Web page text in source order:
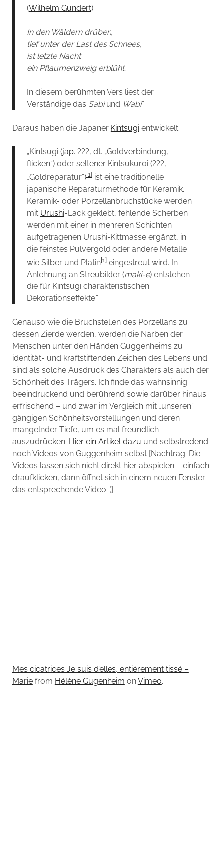
(Wilhelm Gundert).
In den Wäldern drüben,
tief unter der Last des Schnees,
ist letzte Nacht
ein Pflaumenzweig erblüht.
In diesem berühmten Vers liest der
Verständige das Sabiund Wabi.“
Daraus haben die Japaner Kintsugientwickelt:
„Kintsugi (jap. ???, dt. „Goldverbindung, -
flicken“) oder seltener Kintsukuroi (???,
„Goldreparatur“)[1]ist eine traditionelle
japanische Reparaturmethode für Keramik.
Keramik- oder Porzellanbruchstücke werden
mit Urushi-Lack geklebt, fehlende Scherben
werden mit einer in mehreren Schichten
aufgetragenen Urushi-Kittmasse ergänzt, in
die feinstes Pulvergold oder andere Metalle
wie Silber und Platin[1]eingestreut wird. In
Anlehnung an Streubilder (maki-e) entstehen
die für Kintsugi charakteristischen
Dekorationseffekte.“
Genauso wie die Bruchstellen des Porzellans zu
dessen Zierde werden, werden die Narben der
Menschen unter den Händen Guggenheims zu
identität- und kraftstiftenden Zeichen des Lebens und
sind als solche Ausdruck des Charakters als auch der
Schönheit des Trägers. Ich finde das wahnsinnig
beeindruckend und berührend sowie darüber hinaus
erfrischend – und zwar im Vergleich mit „unseren“
gängigen Schönheitsvorstellungen und deren
mangelnder Tiefe, um es mal freundlich
auszudrücken. Hier ein Artikel dazu und selbstredend
noch Videos von Guggenheim selbst [Nachtrag: Die
Videos lassen sich nicht direkt hier abspielen – einfach
draufklicken, dann öffnet sich in einem neuen Fenster
das entsprechende Video :)]
Mes cicatrices Je suis d’elles, entièrement tissé –
Mariefrom Hélène Gugenheim onVimeo.